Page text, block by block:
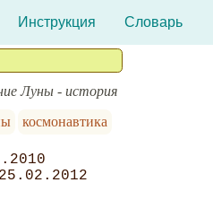
Инструкция Словарь
Луны - история
космонавтика
25.02.2012